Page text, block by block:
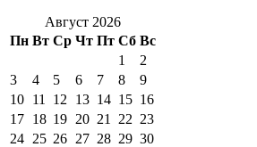
Август 2026
Пн Вт Ср Чт Пт Сб Вс
1
2
3
4 5 6 7 8
9
10 11 12 13 14 15 16
17 18 19 20 21 22 23
24 25 26 27 28 29 30